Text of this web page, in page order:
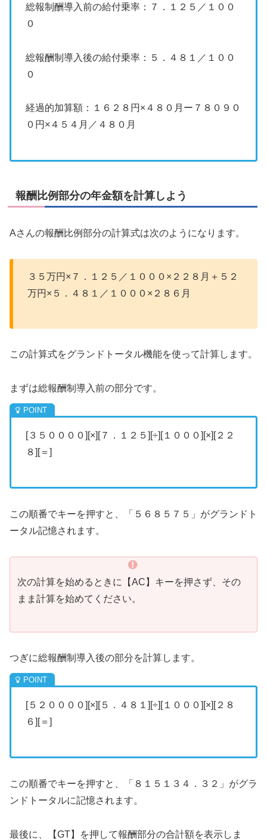
総報制酬導入前の給付乗率：７．１２５／１００
０
総報酬制導入後の給付乗率：５．４８１／１００
０
経過的加算額：１６２８円×４８０月ー７８０９０
０円×４５４月／４８０月
報酬比例部分の年金額を計算しよう
Aさんの報酬比例部分の計算式は次のようになります。
３５万円×７．１２５／１０００×２２８月＋５２
万円×５．４８１／１０００×２８６月
この計算式をグランドトータル機能を使って計算します。
まずは総報酬制導入前の部分です。
[３５００００][×][７．１２５][÷][１０００][×][２２
８][＝]
この順番でキーを押すと、「５６８５７５」がグランドト
ータル記憶されます。
次の計算を始めるときに【AC】キーを押さず、その
まま計算を始めてください。
つぎに総報酬制導入後の部分を計算します。
[５２００００][×][５．４８１][÷][１０００][×][２８
６][＝]
この順番でキーを押すと、「８１５１３４．３２」がグラ
ンドトータルに記憶されます。
最後に、【GT】を押して報酬部分の合計額を表示しま